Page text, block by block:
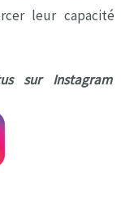
leur capacité
sur Instagram